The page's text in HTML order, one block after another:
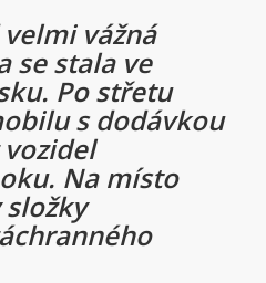
vážná
se stala ve
Po střetu
s dodávkou
Na místo